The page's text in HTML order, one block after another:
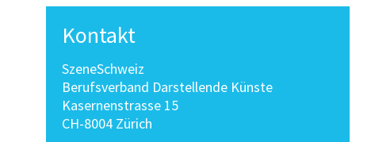
Kontakt
SzeneSchweiz
Berufsverband Darstellende Künste
Kasernenstrasse 15
CH-8004 Zürich